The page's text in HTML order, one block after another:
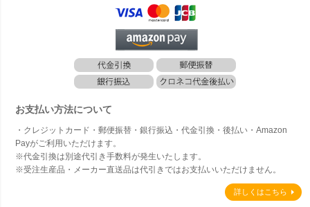
お支払い方法について
・クレジットカード・郵便振替・銀行振込・代金引換・後払い・Amazon
Payがご利用いただけます。
※代金引換は別途代引き手数料が発生いたします。
※受注生産品・メーカー直送品は代引きではお支払いいただけません。
詳しくはこちら